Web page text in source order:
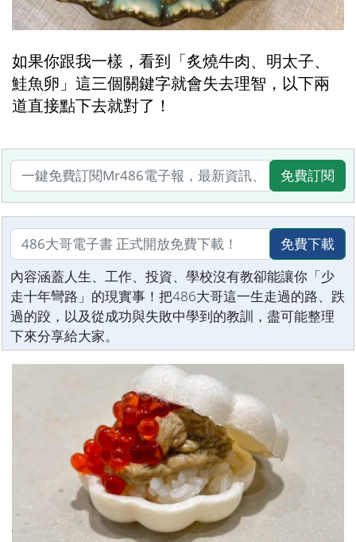
如果你跟我一樣，看到「炙燒牛肉、明太子、
鮭魚卵」這三個關鍵字就會失去理智，以下兩
道直接點下去就對了！
免費訂閱
免費下載
內容涵蓋人生、工作、投資、學校沒有教卻能讓你「少
走十年彎路」的現實事！把486大哥這一生走過的路、跌
過的跤，以及從成功與失敗中學到的教訓，盡可能整理
下來分享給大家。